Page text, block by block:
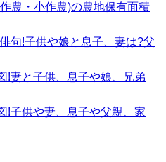
農・小作農)の農地保有面積
句!子供や娘と息子、妻は?父
!妻と子供、息子や娘、兄弟
!子供や妻、息子や父親、家